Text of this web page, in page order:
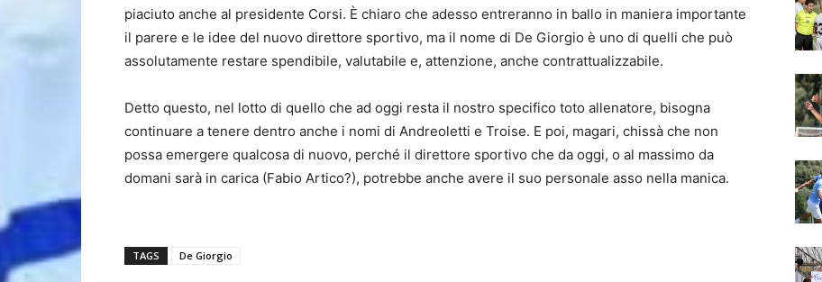
piaciuto anche al presidente Corsi. È chiaro che adesso entreranno in ballo in maniera importante
il parere e le idee del nuovo direttore sportivo, ma il nome di De Giorgio è uno di quelli che può
assolutamente restare spendibile, valutabile e, attenzione, anche contrattualizzabile.
Detto questo, nel lotto di quello che ad oggi resta il nostro specifico toto allenatore, bisogna
continuare a tenere dentro anche i nomi di Andreoletti e Troise. E poi, magari, chissà che non
possa emergere qualcosa di nuovo, perché il direttore sportivo che da oggi, o al massimo da
domani sarà in carica (Fabio Artico?), potrebbe anche avere il suo personale asso nella manica.
TAGS De Giorgio